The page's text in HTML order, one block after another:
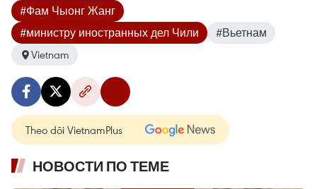
#Фам Чыонг Жанг
#министру иностранных дел Чили
#Вьетнам
Vietnam
Theo dõi VietnamPlus
НОВОСТИ ПО ТЕМЕ